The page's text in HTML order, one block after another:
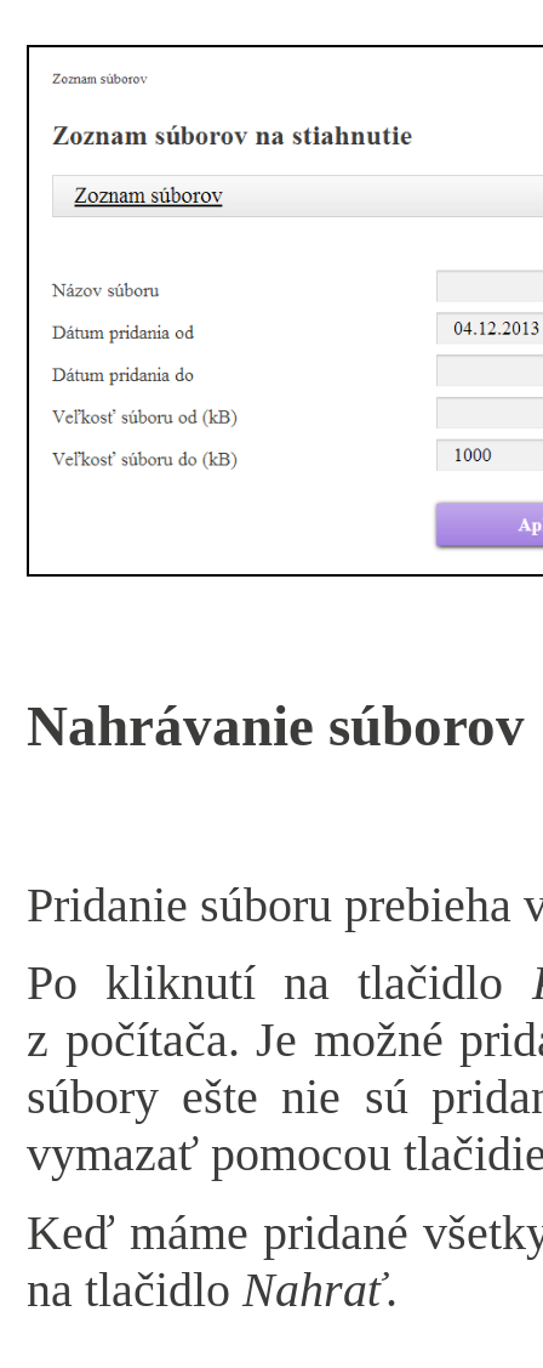
Nahrávanie súborov
Pridanie súboru prebieha
Po kliknutí na tlačidlo
z počítača. Je možné
súbory ešte nie sú
vymazať pomocou
Keď máme pridané
na tlačidlo Nahrať.